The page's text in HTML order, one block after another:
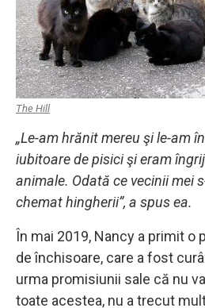
The Hill
„Le-am hrănit mereu şi le-am
iubitoare de pisici şi eram
animale. Odată ce vecinii mei
chemat hingherii”, a spus ea.
În mai 2019, Nancy a primit o
de închisoare, care a fost
urma promisiunii sale că nu
toate acestea, nu a trecut